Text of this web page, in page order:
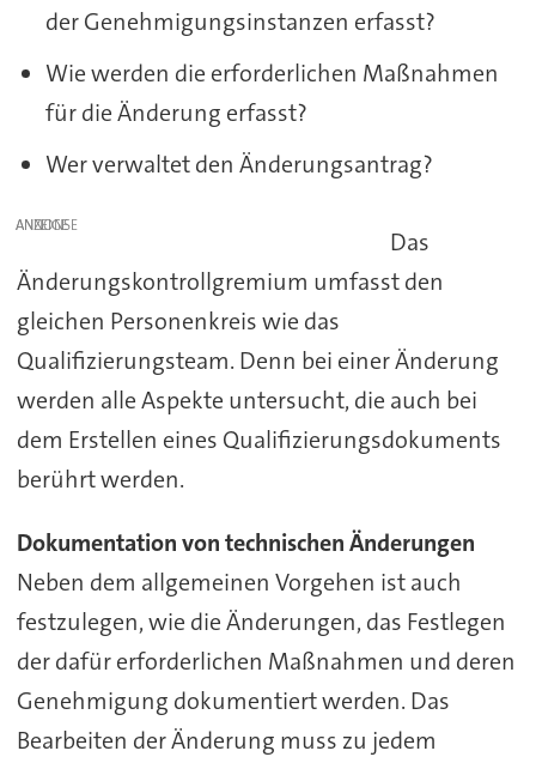
der Genehmigungsinstanzen erfasst?
Wie werden die erforderlichen Maßnahmen
für die Änderung erfasst?
Wer verwaltet den Änderungsantrag?
ANZEIGE
Das
Änderungskontrollgremium umfasst den
gleichen Personenkreis wie das
Qualifizierungsteam. Denn bei einer Änderung
werden alle Aspekte untersucht, die auch bei
dem Erstellen eines Qualifizierungsdokuments
berührt werden.
Dokumentation von technischen Änderungen
Neben dem allgemeinen Vorgehen ist auch
festzulegen, wie die Änderungen, das Festlegen
der dafür erforderlichen Maßnahmen und deren
Genehmigung dokumentiert werden. Das
Bearbeiten der Änderung muss zu jedem